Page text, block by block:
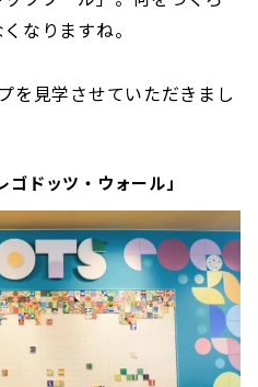
なりますね。
を見学させていただきまし
ドッツ・ウォール」